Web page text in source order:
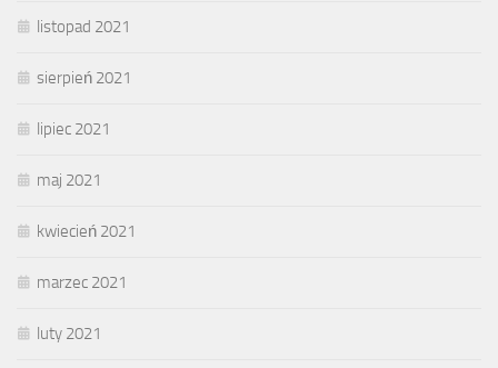
listopad 2021
sierpień 2021
lipiec 2021
maj 2021
kwiecień 2021
marzec 2021
luty 2021